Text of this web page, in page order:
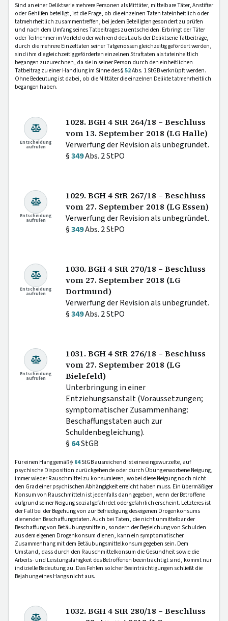
Sind an einer Deliktserie mehrere Personen als Mittäter, mittelbare Täter, Anstifter
oder Gehilfen beteiligt, ist die Frage, ob die einzelnen Taten tateinheitlich oder
tatmehrheitlich zusammentreffen, bei jedem Beteiligten gesondert zu prüfen
und nach dem Umfang seines Tatbeitrages zu entscheiden. Erbringt der Täter
oder Teilnehmer im Vorfeld oder während des Laufs der Deliktserie Tatbeiträge,
durch die mehrere Einzeltaten seiner Tatgenossen gleichzeitig gefördert werden,
sind ihm die gleichzeitig geförderten einzelnen Straftaten als tateinheitlich
begangen zuzurechnen, da sie in seiner Person durch den einheitlichen
Tatbeitrag zu einer Handlung im Sinne des §52Abs. 1 StGB verknüpft werden.
Ohne Bedeutung ist dabei, ob die Mittäter die einzelnen Delikte tatmehrheitlich
begangen haben.
Entscheidung
aufrufen
1028. BGH 4 StR 264/18 – Beschluss
vom 13. September 2018 (LG Halle)
Verwerfung der Revision als unbegründet.
§349Abs. 2 StPO
Entscheidung
aufrufen
1029. BGH 4 StR 267/18 – Beschluss
vom 27. September 2018 (LG Essen)
Verwerfung der Revision als unbegründet.
§349Abs. 2 StPO
Entscheidung
aufrufen
1030. BGH 4 StR 270/18 – Beschluss
vom 27. September 2018 (LG
Dortmund)
Verwerfung der Revision als unbegründet.
§349Abs. 2 StPO
Entscheidung
aufrufen
1031. BGH 4 StR 276/18 – Beschluss
vom 27. September 2018 (LG
Bielefeld)
Unterbringung in einer
Entziehungsanstalt (Voraussetzungen;
symptomatischer Zusammenhang:
Beschaffungstaten auch zur
Schuldenbegleichung).
§ 64StGB
Für einen Hang gemäß § 64StGB ausreichend ist eine eingewurzelte, auf
psychische Disposition zurückgehende oder durch Übung erworbene Neigung,
immer wieder Rauschmittel zu konsumieren, wobei diese Neigung noch nicht
den Grad einer psychischen Abhängigkeit erreicht haben muss. Ein übermäßiger
Konsum von Rauschmitteln ist jedenfalls dann gegeben, wenn der Betroffene
aufgrund seiner Neigung sozial gefährdet oder gefährlich erscheint. Letzteres ist
der Fall bei der Begehung von zur Befriedigung des eigenen Drogenkonsums
dienenden Beschaffungstaten. Auch bei Taten, die nicht unmittelbar der
Beschaffung von Betäubungsmitteln, sondern der Begleichung von Schulden
aus dem eigenen Drogenkonsum dienen, kann ein symptomatischer
Zusammenhang mit dem Betäubungsmittelkonsum gegeben sein. Dem
Umstand, dass durch den Rauschmittelkonsum die Gesundheit sowie die
Arbeits- und Leistungsfähigkeit des Betroffenen beeinträchtigt sind, kommt nur
indizielle Bedeutung zu. Das Fehlen solcher Beeinträchtigungen schließt die
Bejahung eines Hangs nicht aus.
1032. BGH 4 StR 280/18 – Beschluss